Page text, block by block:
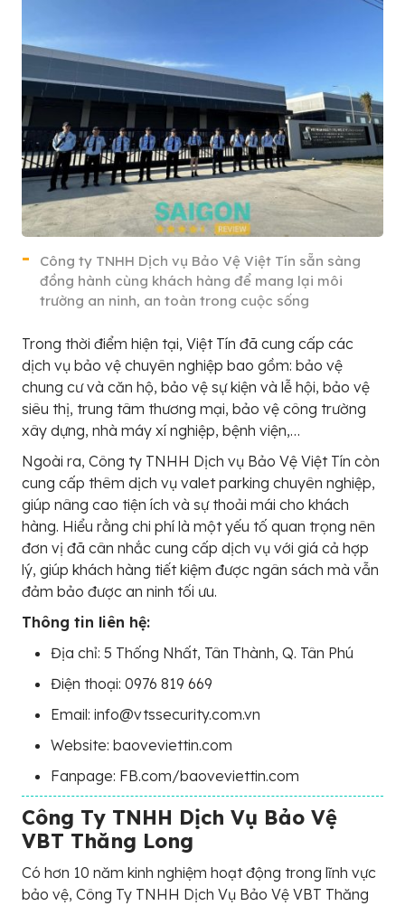
Công ty TNHH Dịch vụ Bảo Vệ Việt Tín sẵn sàng
đồng hành cùng khách hàng để mang lại môi
trường an ninh, an toàn trong cuộc sống
Trong thời điểm hiện tại, Việt Tín đã cung cấp các
dịch vụ bảo vệ chuyên nghiệp bao gồm: bảo vệ
chung cư và căn hộ, bảo vệ sự kiện và lễ hội, bảo vệ
siêu thị, trung tâm thương mại, bảo vệ công trường
xây dựng, nhà máy xí nghiệp, bệnh viện,…
Ngoài ra, Công ty TNHH Dịch vụ Bảo Vệ Việt Tín còn
cung cấp thêm dịch vụ valet parking chuyên nghiệp,
giúp nâng cao tiện ích và sự thoải mái cho khách
hàng. Hiểu rằng chi phí là một yếu tố quan trọng nên
đơn vị đã cân nhắc cung cấp dịch vụ với giá cả hợp
lý, giúp khách hàng tiết kiệm được ngân sách mà vẫn
đảm bảo được an ninh tối ưu.
Thông tin liên hệ:
Địa chỉ: 5 Thống Nhất, Tân Thành, Q. Tân Phú
Điện thoại: 0976 819 669
Email: info@vtssecurity.com.vn
Website: baoveviettin.com
Fanpage: FB.com/baoveviettin.com
Công Ty TNHH Dịch Vụ Bảo Vệ
VBT Thăng Long
Có hơn 10 năm kinh nghiệm hoạt động trong lĩnh vực
bảo vệ, Công Ty TNHH Dịch Vụ Bảo Vệ VBT Thăng